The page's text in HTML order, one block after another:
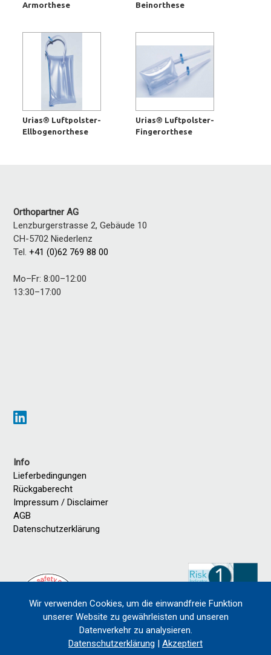
Armorthese
Beinorthese
Urias® Luftpolster-
Ellbogenorthese
Urias® Luftpolster-
Fingerorthese
Orthopartner AG
Lenzburgerstrasse 2, Gebäude 10
CH-5702 Niederlenz
Tel.+41 (0)62 769 88 00
Mo–Fr: 8:00–12:00
13:30–17:00
Info
Lieferbedingungen
Rückgaberecht
Impressum / Disclaimer
AGB
Datenschutzerklärung
Wir verwenden Cookies, um die einwandfreie Funktion
unserer Website zu gewährleisten und unseren
Datenverkehr zu analysieren.
Datenschutzerklärung | Akzeptiert